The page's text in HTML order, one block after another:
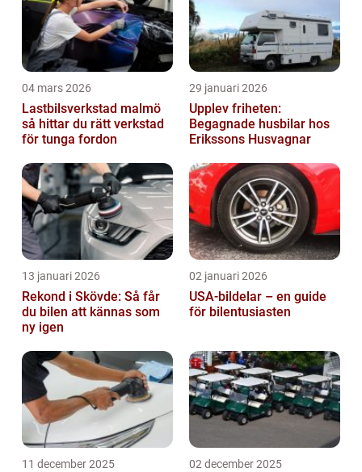
04 mars 2026
Lastbilsverkstad malmö
så hittar du rätt verkstad
för tunga fordon
29 januari 2026
Upplev friheten:
Begagnade husbilar hos
Erikssons Husvagnar
13 januari 2026
Rekond i Skövde: Så får
du bilen att kännas som
ny igen
02 januari 2026
USA-bildelar – en guide
för bilentusiasten
11 december 2025 02 december 2025